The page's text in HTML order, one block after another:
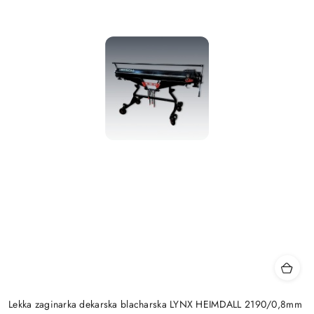
Lekka zaginarka dekarska blacharska LYNX HEIMDALL 2190/0,8mm